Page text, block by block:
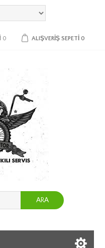
0 ALIŞVERIŞ SEPETI 0
ARA